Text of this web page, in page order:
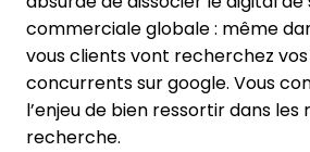
commerciale globale : même
vous clients vont recherchez
concurrents sur google. Vous
l’enjeu de bien ressortir dans les
recherche.